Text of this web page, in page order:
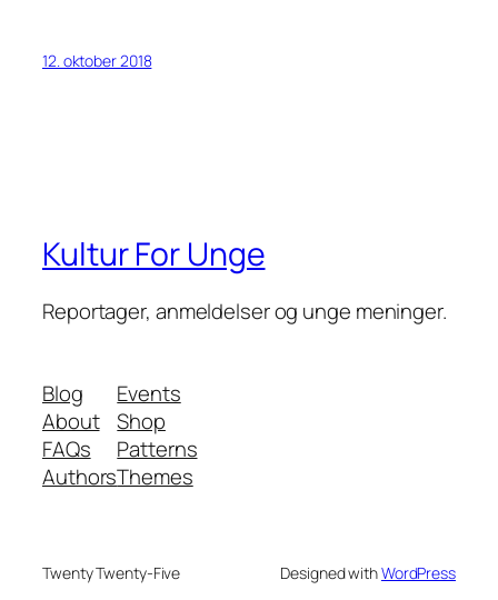
12. oktober 2018
Kultur For Unge
Reportager, anmeldelser og unge meninger.
Blog
About
FAQs
Authors
Events
Shop
Patterns
Themes
Twenty Twenty-Five Designed withWordPress